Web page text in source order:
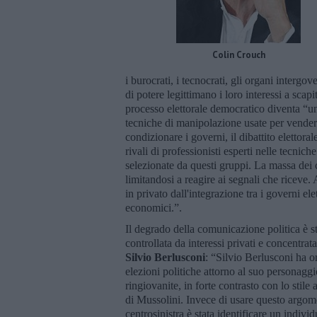
Colin Crouch
i burocrati, i tecnocrati, gli organi
di potere legittimano i loro interessi a
processo elettorale democratico diventa
tecniche di manipolazione usate per
condizionare i governi, il dibattito
rivali di professionisti esperti nelle
selezionate da questi gruppi. La massa
limitandosi a reagire ai segnali che
in privato dall'integrazione tra i governi
economici.”.
Il degrado della comunicazione politica è
controllata da interessi privati e
Silvio Berlusconi: “Silvio Berlusconi ha
elezioni politiche attorno al suo
ringiovanite, in forte contrasto con lo stile
di Mussolini. Invece di usare questo
centrosinistra è stata identificare un